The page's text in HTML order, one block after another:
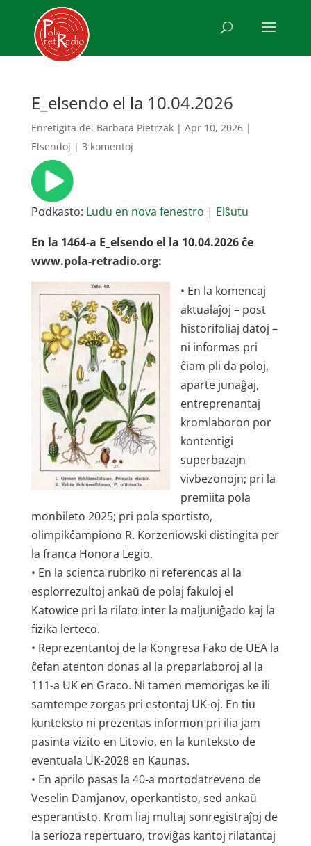
E_elsendo el la 10.04.2026
Enretigita de: Barbara Pietrzak| Apr 10, 2026|
Elsendoj | 3 komentoj
Podkasto: Ludu en nova fenestro | Elŝutu
En la 1464-a E_elsendo el la 10.04.2026 ĉe
www.pola-retradio.org:
• En la komencaj
aktualaĵoj – post
historifoliaj datoj –
ni informas pri
ĉiam pli da poloj,
aparte junaĝaj,
entreprenantaj
kromlaboron por
kontentigi
superbazajn
vivbezonojn; pri la
premiita pola
monbileto 2025; pri pola sportisto,
olimpikĉampiono R. Korzeniowski distingita per
la franca Honora Legio.
• En la scienca rubriko ni referencas al la
esplorrezultoj ankaŭ de polaj fakuloj el
Katowice pri la rilato inter la maljuniĝado kaj la
fizika lerteco.
• Reprezentantoj de la Kongresa Fako de UEA la
ĉefan atenton donas al la preparlaboroj al la
111-a UK en Graco. Ni tamen memorigas ke ili
samtempe zorgas pri estontaj UK-oj. En tiu
kunteksto ni prezentas informon pri ilia jam
pasinta vizito en Litovio, en la kunteksto de
eventuala UK-2028 en Kaunas.
• En aprilo pasas la 40-a mortodatreveno de
Veselin Damjanov, operkantisto, sed ankaŭ
esperantisto. Krom liaj multaj sonregistraĵoj de
la serioza repertuaro, troviĝas kantoj rilatantaj